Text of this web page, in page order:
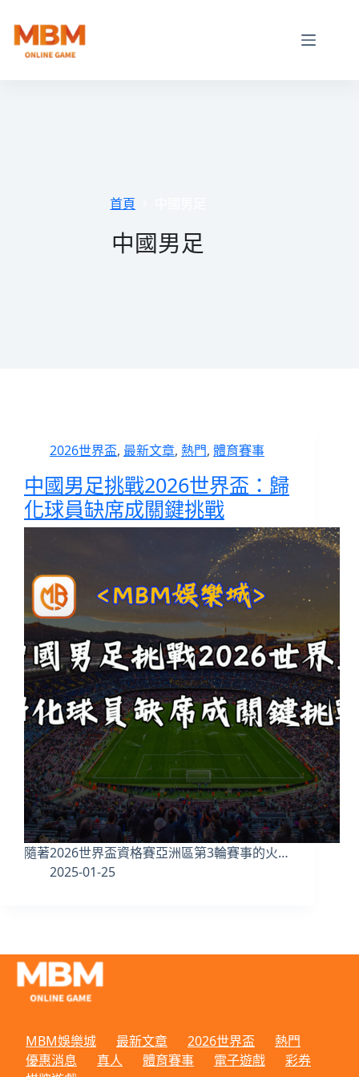
首頁
中國男足
2026世界盃, 最新文章, 熱門, 體育賽事
中國男足挑戰2026世界盃：歸
化球員缺席成關鍵挑戰
隨著2026世界盃資格賽亞洲區第3輪賽事的火…
2025-01-25
MBM娛樂城 最新文章 2026世界盃
熱門
優惠消息
真人 體育賽事 電子遊戲
彩券